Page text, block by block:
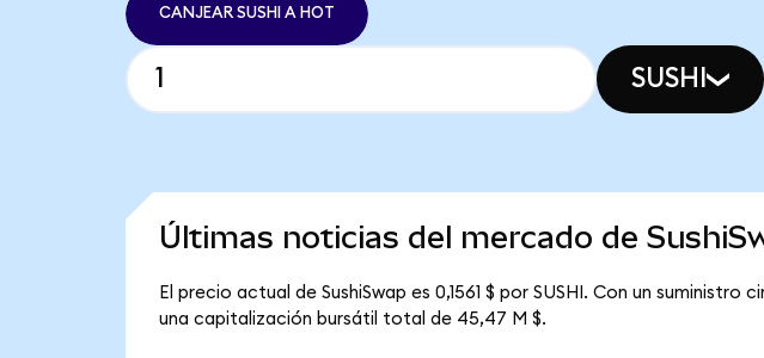
CANJEAR SUSHI A HOT
SUSHI
Últimas noticias del mercado de
El precio actual de SushiSwap es 0,1561 $ por SUSHI. Con un suministro
una capitalización bursátil total de 45,47 M $.